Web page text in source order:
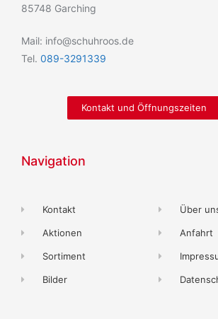
85748 Garching
Mail: info@schuhroos.de
Tel. 089-3291339
Kontakt und Öffnungszeiten
Navigation
Kontakt
Aktionen
Sortiment
Bilder
Über
Anfahrt